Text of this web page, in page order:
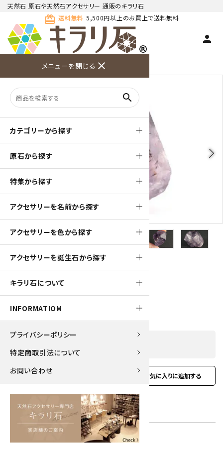
天然石 原石や天然石アクセサリー 通販のキラリ石
card_giftcard 送料無料 5,500円以上のお買上で送料無料
person
わせ ド
メニューを閉じる close
search
カテゴリーから探す
原石から探す
特集から探す
アクセサリーを名前から探す
アクセサリーを色から探す
アクセサリーを誕生石から探す
キラリ石について
INFORMATIOM
プライバシーポリシー
特定商取引法について
お問い合わせ
天然石 原石 アメジスト 原石
arrow_back_ios arrow_forward_ios
150pt
アメジスト 結晶 33.0g
1,500円(税込)
お問い合わせ favorite
型番: amt-21
在庫 0 売切れ中